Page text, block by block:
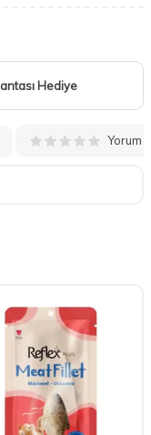
Hediye
Yorum